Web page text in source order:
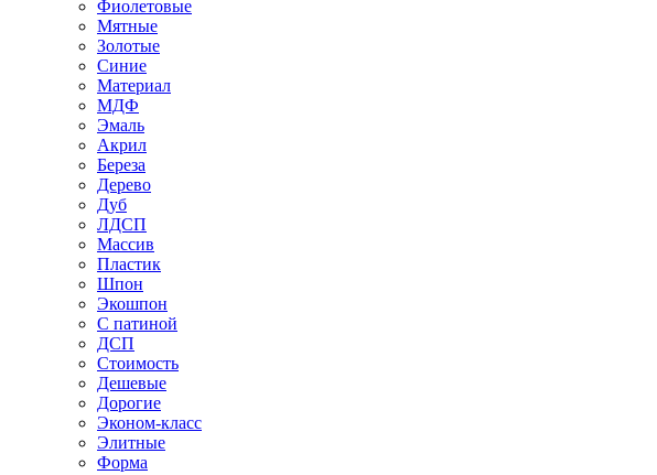
Фиолетовые
Мятные
Золотые
Синие
Материал
МДФ
Эмаль
Акрил
Береза
Дерево
Дуб
ЛДСП
Массив
Пластик
Шпон
Экошпон
С патиной
ДСП
Стоимость
Дешевые
Дорогие
Эконом-класс
Элитные
Форма